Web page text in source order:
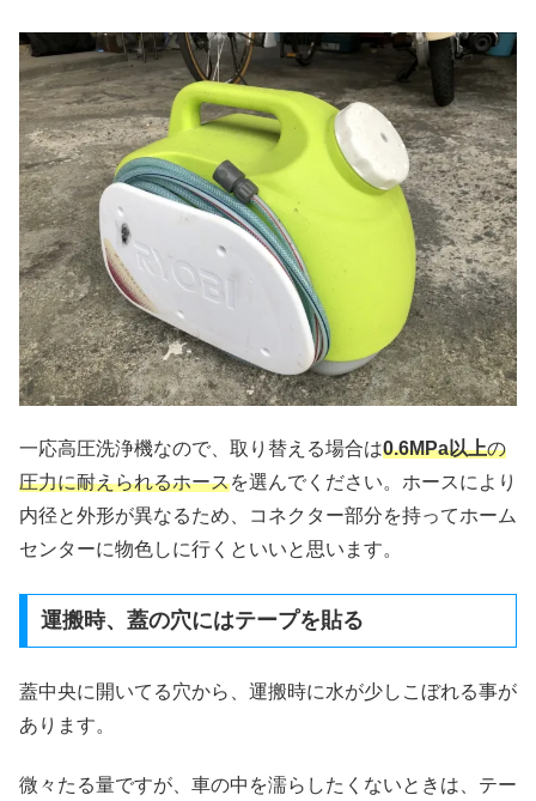
一応高圧洗浄機なので、取り替える場合は0.6MPa以上の
圧力に耐えられるホースを選んでください。ホースにより
内径と外形が異なるため、コネクター部分を持ってホーム
センターに物色しに行くといいと思います。
運搬時、蓋の穴にはテープを貼る
蓋中央に開いてる穴から、運搬時に水が少しこぼれる事が
あります。
微々たる量ですが、車の中を濡らしたくないときは、テー